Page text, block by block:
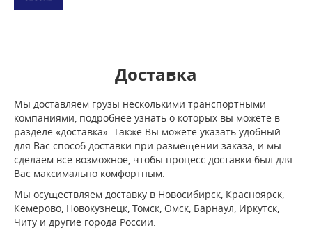
Доставка
Мы доставляем грузы несколькими транспортными
компаниями, подробнее узнать о которых вы можете в
разделе «доставка». Также Вы можете указать удобный
для Вас способ доставки при размещении заказа, и мы
сделаем все возможное, чтобы процесс доставки был для
Вас максимально комфортным.
Мы осуществляем доставку в Новосибирск, Красноярск,
Кемерово, Новокузнецк, Томск, Омск, Барнаул, Иркутск,
Читу и другие города России.